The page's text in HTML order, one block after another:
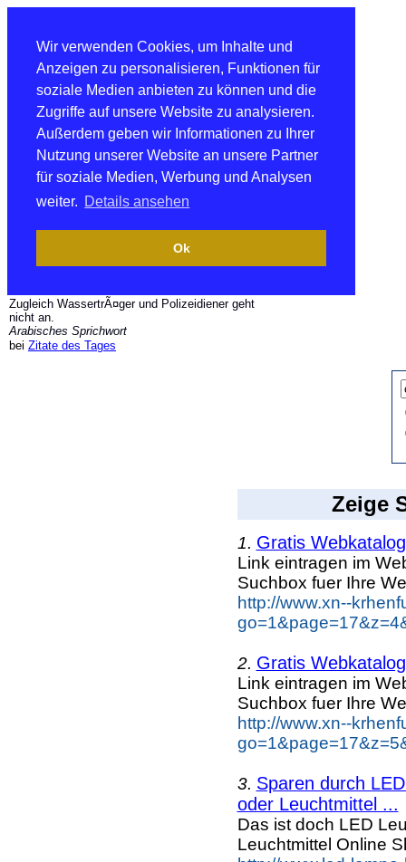
Wir verwenden Cookies, um Inhalte und
Anzeigen zu personalisieren, Funktionen für
soziale Medien anbieten zu können und die
Zugriffe auf unsere Website zu analysieren.
Außerdem geben wir Informationen zu Ihrer
Nutzung unserer Website an unsere Partner
für soziale Medien, Werbung und Analysen
weiter. Details ansehen
Ok
Zugleich WassertrÃ¤ger und Polizeidiener geht
nicht an.
Arabisches Sprichwort
bei Zitate des Tages
Zeige
1. Gratis
Link eintragen im
Suchbox fuer Ihre
http://www.xn--
2. Gratis
Link eintragen im
Suchbox fuer Ihre
http://www.xn--
3. Sparen durch
oder Leuchtmittel ...
Das ist doch LED
Leuchtmittel Online